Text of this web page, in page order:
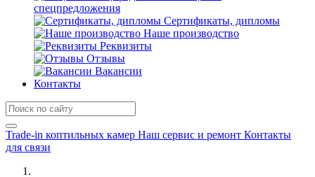
спецпредложения
Сертификаты, дипломы
Наше производство
Реквизиты
Отзывы
Вакансии
Контакты
Trade-in коптильных камер Наш сервис и ремонт Контакты
для связи